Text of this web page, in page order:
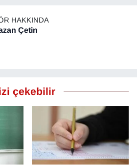
HAKKINDA
Çetin
çekebilir